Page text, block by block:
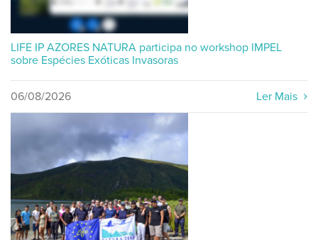
LIFE IP AZORES NATURA participa no workshop IMPEL
sobre Espécies Exóticas Invasoras
06/08/2026 Ler Mais